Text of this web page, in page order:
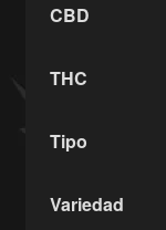
CBD
THC
Tipo
Variedad